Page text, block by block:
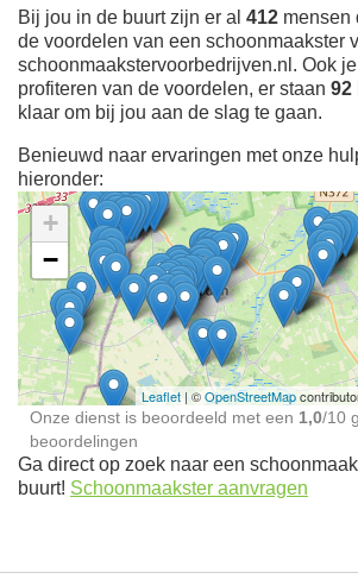
Bij jou in de buurt zijn er al 412 mensen
de voordelen van een schoonmaakster
schoonmaakstervoorbedrijven.nl. Ook je
profiteren van de voordelen, er staan 92
klaar om bij jou aan de slag te gaan.
Benieuwd naar ervaringen met onze
hieronder:
Ontdek meer ervaringen
Schoonmaakster bij
jou in de buurt
+
−
Leaflet | ©OpenStreetMap
Onze dienst is beoordeeld met een 1,0/10
beoordelingen
Ga direct op zoek naar een
buurt! Schoonmaakster aanvragen